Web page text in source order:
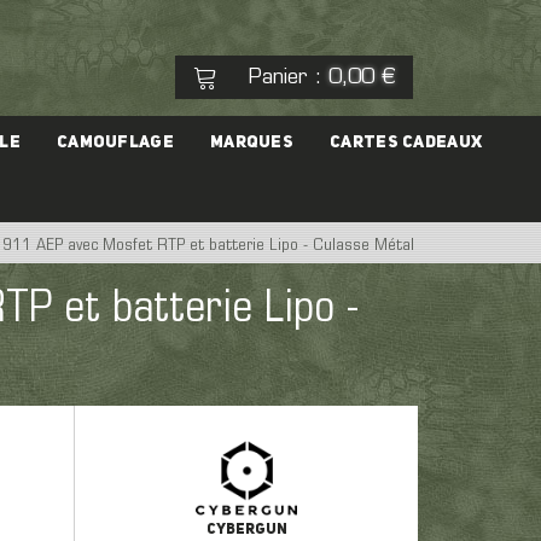
Panier : 0,00 €
Voir mon panier Commander
Aucun produit
Cap
Pistolet
CAMOUFLAGE MARQUES CARTES CADEAUX
AEP avec Mosfet RTP et batterie Lipo - Culasse Métal
et batterie Lipo -
CYBERGUN